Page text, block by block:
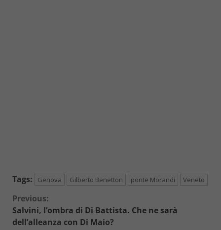
Tags: Genova Gilberto Benetton ponte Morandi Veneto
Continue
Reading
Previous:
Salvini, l’ombra di Di Battista. Che ne sarà
dell’alleanza con Di Maio?